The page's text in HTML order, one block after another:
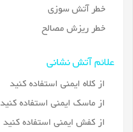
خطر آتش سوزی
خطر ریزش مصالح
علائم آتش نشانی
از کلاه ایمنی استفاده کنید
از ماسک ایمنی استفاده کنید
از کفش ایمنی استفاده کنید